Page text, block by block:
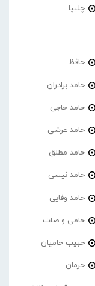
چلیپا
حافظ
حامد برادران
حامد حاجی
حامد عرشی
حامد مطلق
حامد نیسی
حامد وفایی
حامی و صات
حبیب حامیان
حرمان